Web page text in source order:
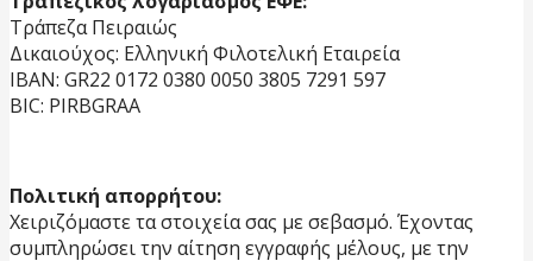
Τράπεζα Πειραιώς
Δικαιούχος: Ελληνική Φιλοτελική Εταιρεία
IBAN: GR22 0172 0380 0050 3805 7291 597
BIC: PIRBGRAA
Πολιτική απορρήτου:
Χειριζόμαστε τα στοιχεία σας με σεβασμό. Έχοντας
συμπληρώσει την αίτηση εγγραφής μέλους, με την